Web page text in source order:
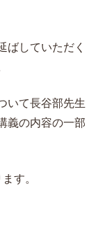
ばしていただく
いて長谷部先生
義の内容の一部
す。